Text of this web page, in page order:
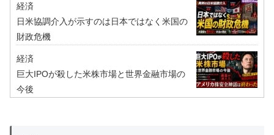
経済
日米協調介入が示すのは日本ではなく米国の
財政危機
経済
巨大IPOが殺した米株市場と世界金融市場の
今後